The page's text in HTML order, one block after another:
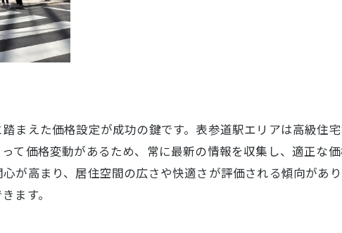
売却の成否を左右する表参道駅エリアの査定ポイントとは
地域の不動産市場動向を把握する
査定で見逃してはならない建物の特徴
地域独自の文化と魅力を査定に組み込む
リスクを最小限に抑える査定のコツ
での不動産売却を有利に進めるための査定戦略
競争力を高めるための査定の考え方
まえた価格設定が成功の鍵です。表参道駅エリアは高級住
て価格変動があるため、常に最新の情報を収集し、適正な
が高まり、居住空間の広さや快適さが評価される傾向があ
ます。